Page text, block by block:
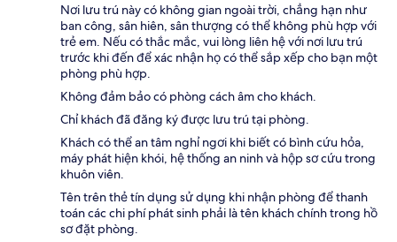
Nơi lưu trú này có không gian ngoài trời, chẳng hạn như
ban công, sân hiên, sân thượng có thể không phù hợp với
trẻ em. Nếu có thắc mắc, vui lòng liên hệ với nơi lưu trú
trước khi đến để xác nhận họ có thể sắp xếp cho bạn một
phòng phù hợp.
Không đảm bảo có phòng cách âm cho khách.
Chỉ khách đã đăng ký được lưu trú tại phòng.
Khách có thể an tâm nghỉ ngơi khi biết có bình cứu hỏa,
máy phát hiện khói, hệ thống an ninh và hộp sơ cứu trong
khuôn viên.
Tên trên thẻ tín dụng sử dụng khi nhận phòng để thanh
toán các chi phí phát sinh phải là tên khách chính trong hồ
sơ đặt phòng.